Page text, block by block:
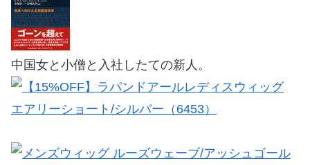
中国女と小僧と入社したての新人。